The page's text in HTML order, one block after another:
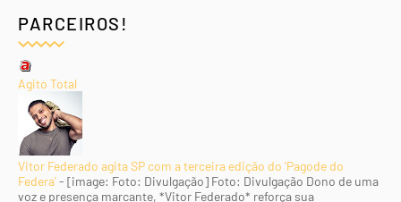
PARCEIROS!
Agito Total
Vitor Federado agita SP com a terceira edição do 'Pagode do
Federa'- [image: Foto: Divulgação] Foto: Divulgação Dono de uma
voz e presença marcante, *Vitor Federado* reforça sua